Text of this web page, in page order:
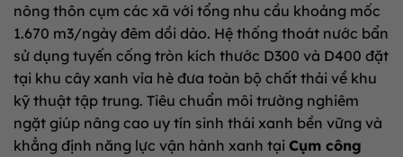
nông thôn cụm các xã với tổng nhu cầu khoảng mốc
1.670 m3/ngày đêm dồi dào. Hệ thống thoát nước bẩn
sử dụng tuyến cống tròn kích thước D300 và D400 đặt
tại khu cây xanh vỉa hè đưa toàn bộ chất thải về khu
kỹ thuật tập trung. Tiêu chuẩn môi trường nghiêm
ngặt giúp nâng cao uy tín sinh thái xanh bền vững và
khẳng định năng lực vận hành xanh tại Cụm công